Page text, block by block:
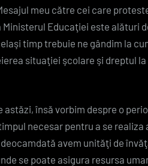
meu către cei care
Educaţiei este alături
timp trebuie ne gândim la
situaţiei şcolare şi dreptul la
însă vorbim despre o
necesar pentru a se realiza
avem unităţi de
se poate asigura resursa